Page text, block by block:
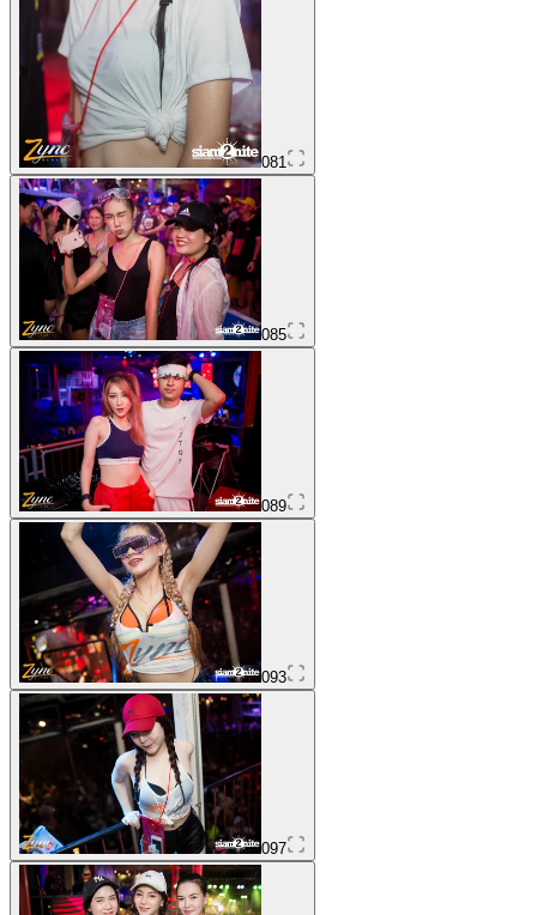
081
085
089
093
097